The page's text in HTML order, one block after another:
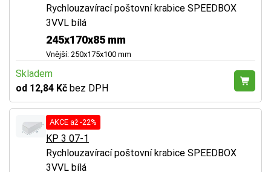
Rychlouzavírací poštovní krabice SPEEDBOX
3VVL bílá
245x170x85 mm
Vnější: 250x175x100 mm
Skladem
od 12,84 Kč bez DPH
AKCE až -22%
KP 3 07-1
Rychlouzavírací poštovní krabice SPEEDBOX
3VVL bílá